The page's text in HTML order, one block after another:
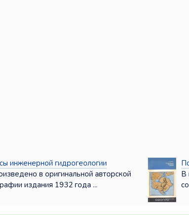
инженерной гидрогеологии
в оригинальной авторской
издания 1932 года ...
В